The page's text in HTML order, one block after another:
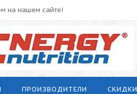
на нашем сайте!
ПРОИЗВОДИТЕЛИ СКИДКИ